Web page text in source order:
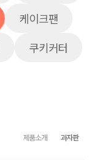
케이크팬
쿠키커터
제품소개 과자판